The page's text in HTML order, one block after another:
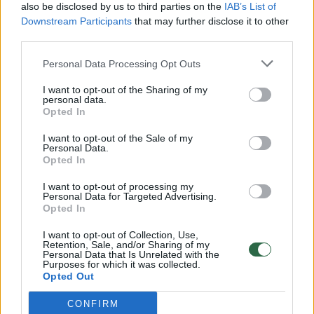
also be disclosed by us to third parties on the IAB’s List of
Downstream Participants that may further disclose it to other
Personal Data Processing Opt Outs
I want to opt-out of the Sharing of my
personal data.
Opted In
I want to opt-out of the Sale of my
Personal Data.
Opted In
I want to opt-out of processing my
Personal Data for Targeted Advertising.
Opted In
I want to opt-out of Collection, Use,
Retention, Sale, and/or Sharing of my
Personal Data that Is Unrelated with the
Purposes for which it was collected.
Opted Out
CONFIRM
Lietuvos diena
Savaitės vidurys nusimato karštas: temperatūra kils iki
Žinios | Orai
00:15:54
V. Zalužno pasisakymą laiko bandymu įsitvirtinti
Ukrainos politikoje: jis yra neteisus
Laidos | Nauja diena
Sinoptikai atsakė, kokiais orais užbaigsime darbo
savaitę: karščiai atsitrauks
Žinios | Orai